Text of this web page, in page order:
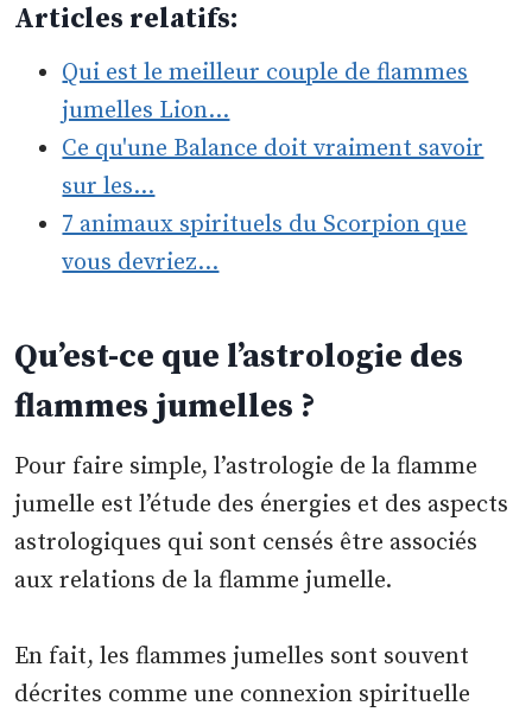
Articles relatifs:
Qui est le meilleur couple de flammes
jumelles Lion…
Ce qu'une Balance doit vraiment savoir
sur les…
7 animaux spirituels du Scorpion que
vous devriez…
Qu’est-ce que l’astrologie des
flammes jumelles ?
Pour faire simple, l’astrologie de la flamme
jumelle est l’étude des énergies et des aspects
astrologiques qui sont censés être associés
aux relations de la flamme jumelle.
En fait, les flammes jumelles sont souvent
décrites comme une connexion spirituelle